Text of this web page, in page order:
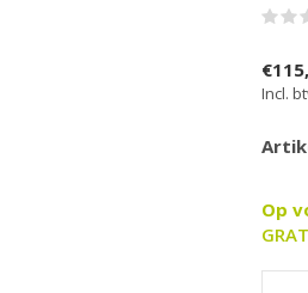
Incl.
Op